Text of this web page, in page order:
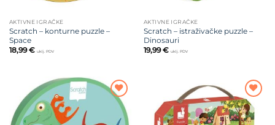
AKTIVNE IGRAČKE
Scratch – konturne puzzle –
Space
18,99€ uklj. PDV
AKTIVNE IGRAČKE
Scratch – istraživačke puzzle –
Dinosauri
19,99€ uklj. PDV
Dodajte
na listu
želja
Dodajte
na listu
želja